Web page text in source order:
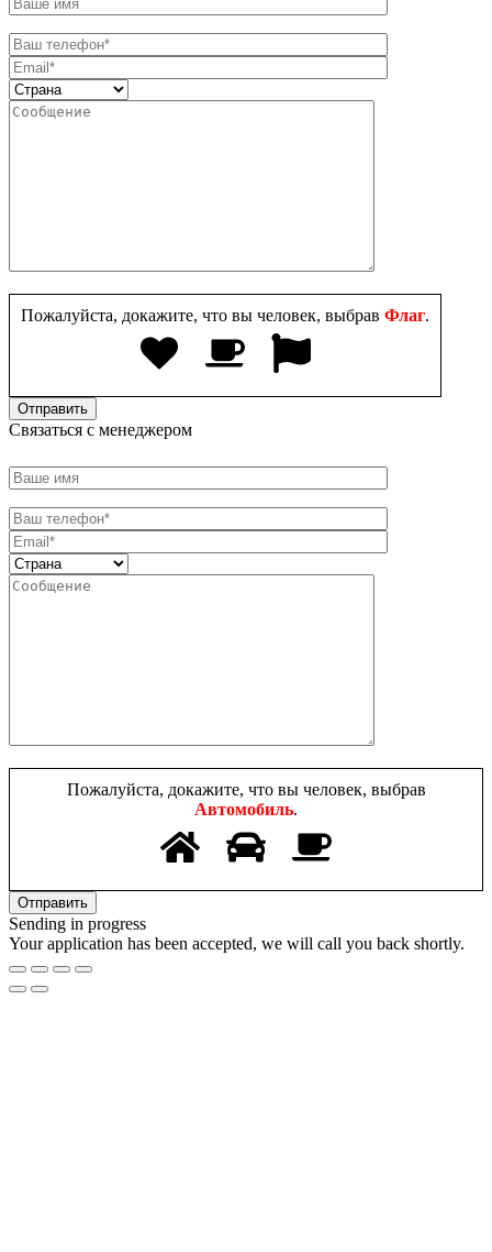
Пожалуйста, докажите, что вы человек, выбрав Флаг.
Связаться с менеджером
Пожалуйста, докажите, что вы человек, выбрав
Автомобиль.
Sending in progress
Your application has been accepted, we will call you back shortly.